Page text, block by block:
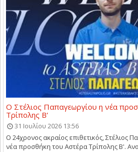
Ο Στέλιος Παπαγεωργίου η νέα
Τρίπολης Β'
31 Ιουλίου 2026 13:56
Ο 24χρονος ακραίος επιθετικός, Στέλιος
νέα προσθήκη του Αστέρα Τρίπολης Β'.